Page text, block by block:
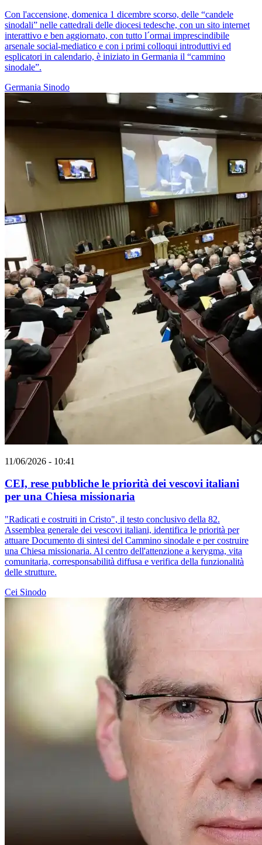
Con l'accensione, domenica 1 dicembre scorso, delle “candele
sinodali” nelle cattedrali delle diocesi tedesche, con un sito internet
interattivo e ben aggiornato, con tutto l´ormai imprescindibile
arsenale social-mediatico e con i primi colloqui introduttivi ed
esplicatori in calendario, è iniziato in Germania il “cammino
sinodale”.
Germania Sinodo
11/06/2026 - 10:41
CEI, rese pubbliche le priorità dei vescovi italiani
per una Chiesa missionaria
"Radicati e costruiti in Cristo", il testo conclusivo della 82.
Assemblea generale dei vescovi italiani, identifica le priorità per
attuare Documento di sintesi del Cammino sinodale e per costruire
una Chiesa missionaria. Al centro dell'attenzione a kerygma, vita
comunitaria, corresponsabilità diffusa e verifica della funzionalità
delle strutture.
Cei Sinodo